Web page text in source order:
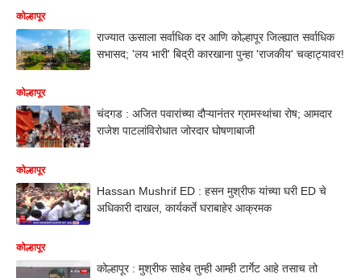
कोल्हापूर
राज्यात ऊसाला सर्वाधिक दर आणि कोल्हापूर जिल्ह्यात सर्वाधिक
सभासद; 'लय भारी' बिद्री कारखाना पुन्हा 'राजकीय' चव्हाट्यावर!
कोल्हापूर
चंदगड : अजित पवारांच्या दौऱ्यानंतर ग्रामस्थांचा रोष; आमदार
राजेश पाटलांविरोधात जोरदार घोषणाबाजी
कोल्हापूर
Hassan Mushrif ED : हसन मुश्रीफ यांच्या घरी ED चे
अधिकारी दाखल, कार्यकर्ते घराबाहेर आक्रमक
कोल्हापूर
कोल्हापूर : मुश्रीफ साहेब तुम्ही आम्ही टार्गेट आहे तसाच तो